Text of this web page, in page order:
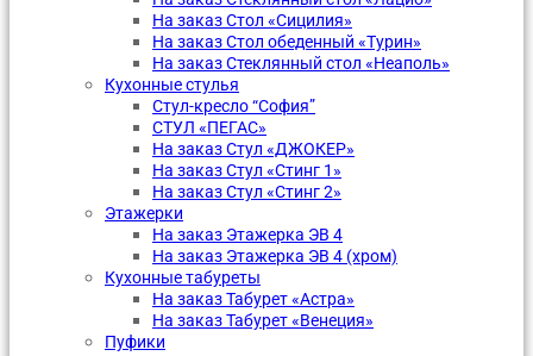
На заказ Стол «Сицилия»
На заказ Стол обеденный «Турин»
На заказ Стеклянный стол «Неаполь»
Кухонные стулья
Стул-кресло “София”
CТУЛ «ПЕГАС»
На заказ Стул «ДЖОКЕР»
На заказ Стул «Стинг 1»
На заказ Стул «Стинг 2»
Этажерки
На заказ Этажерка ЭВ 4
На заказ Этажерка ЭВ 4 (хром)
Кухонные табуреты
На заказ Табурет «Астра»
На заказ Табурет «Венеция»
Пуфики